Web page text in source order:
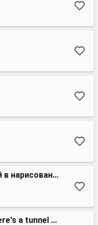
Забери меня с собой в нарисованный мир
Did you know that there's a tunnel under Ocean Boulevard?